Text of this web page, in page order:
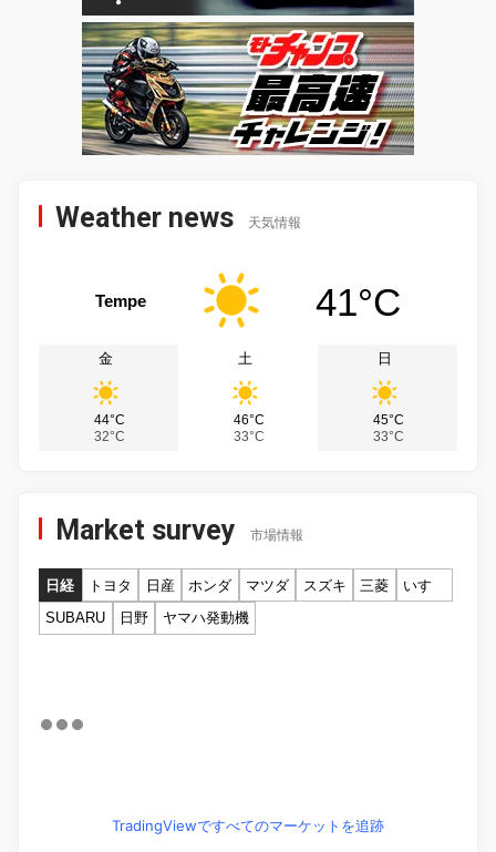
Weather news 天気情報
Tempe 41°C
金
44°C
32°C
土
46°C
33°C
日
45°C
33°C
Market survey 市場情報
日経 トヨタ 日産 ホンダ マツダ スズキ 三菱
いすゞ
SUBARU
日野 ヤマハ発動機
TradingViewですべてのマーケットを追跡